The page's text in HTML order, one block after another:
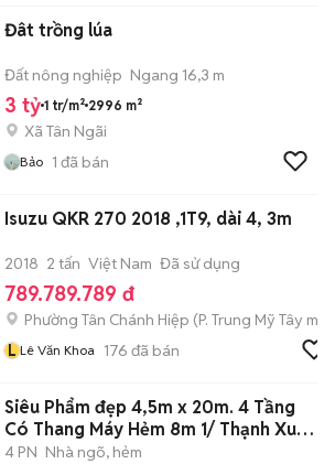
Đât trồng lúa
Đất nông nghiệp Ngang 16,3 m
3 tỷ 1 tr/m² 2996 m²
Xã Tân Ngãi
Bảo 1 đã bán
Isuzu QKR 270 2018 ,1T9, dài 4, 3m
2018 2 tấn Việt Nam Đã sử dụng
789.789.789 đ
Phường Tân Chánh Hiệp (P. Trung Mỹ Tây mới)
L Lê Văn Khoa 176 đã bán
Siêu Phẩm đẹp 4,5m x 20m. 4 Tầng
Có Thang Máy Hẻm 8m 1/ Thạnh Xuân
25
4 PN Nhà ngõ, hẻm